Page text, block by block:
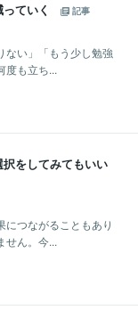
ていく
記事
ない」「もう少し勉強
度も立ち...
をしてみてもいい
つながることもあり
せん。今...